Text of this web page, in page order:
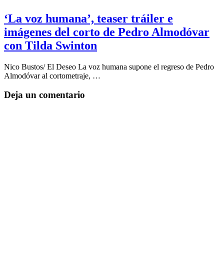
‘La voz humana’, teaser tráiler e
imágenes del corto de Pedro Almodóvar
con Tilda Swinton
Nico Bustos/ El Deseo La voz humana supone el regreso de Pedro
Almodóvar al cortometraje, …
Deja un comentario